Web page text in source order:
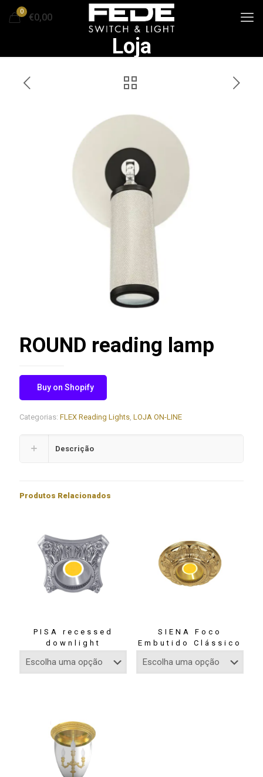
0
€0,00
Loja
ROUND reading lamp
Buy on Shopify
Categorias: FLEX Reading Lights, LOJA ON-LINE
Descrição
Produtos Relacionados
PISA recessed
downlight
SIENA Foco
Embutido Clássico